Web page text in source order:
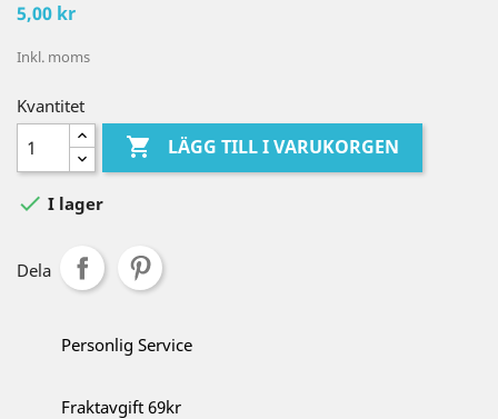
5,00 kr
Inkl. moms
Kvantitet
 LÄGG TILL I VARUKORGEN
 I lager
Dela
Personlig Service
Fraktavgift 69kr